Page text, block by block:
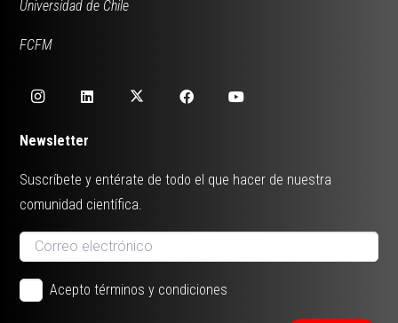
Universidad de Chile
FCFM
Newsletter
Suscríbete y entérate de todo el que hacer de nuestra
comunidad científica.
Acepto términos y condiciones